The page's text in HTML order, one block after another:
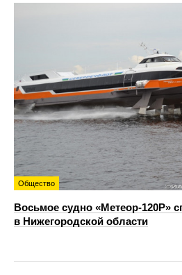
Общество
Восьмое судно «Метеор-120Р»
в Нижегородской области